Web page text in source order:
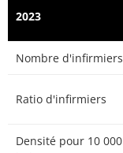
2023
Nombre d'infirmiers
Ratio d'infirmiers
Densité pour 10 000